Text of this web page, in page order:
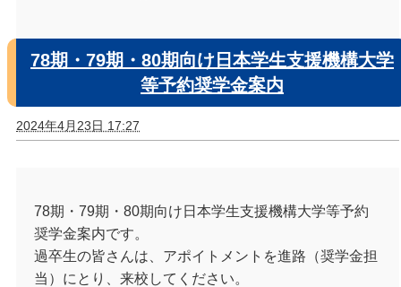
78期・79期・80期向け日本学生支援機構大学
等予約奨学金案内
2024年4月23日 17:27
78期・79期・80期向け日本学生支援機構大学等予約
奨学金案内です。
過卒生の皆さんは、アポイトメントを進路（奨学金担
当）にとり、来校してください。